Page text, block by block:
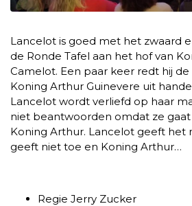
Lancelot is goed met het zwaard
de Ronde Tafel aan het hof van
Camelot. Een paar keer redt hij de
Koning Arthur Guinevere uit
Lancelot wordt verliefd op haar
niet beantwoorden omdat ze
Koning Arthur. Lancelot geeft het
geeft niet toe en Koning Arthur…
Regie Jerry Zucker